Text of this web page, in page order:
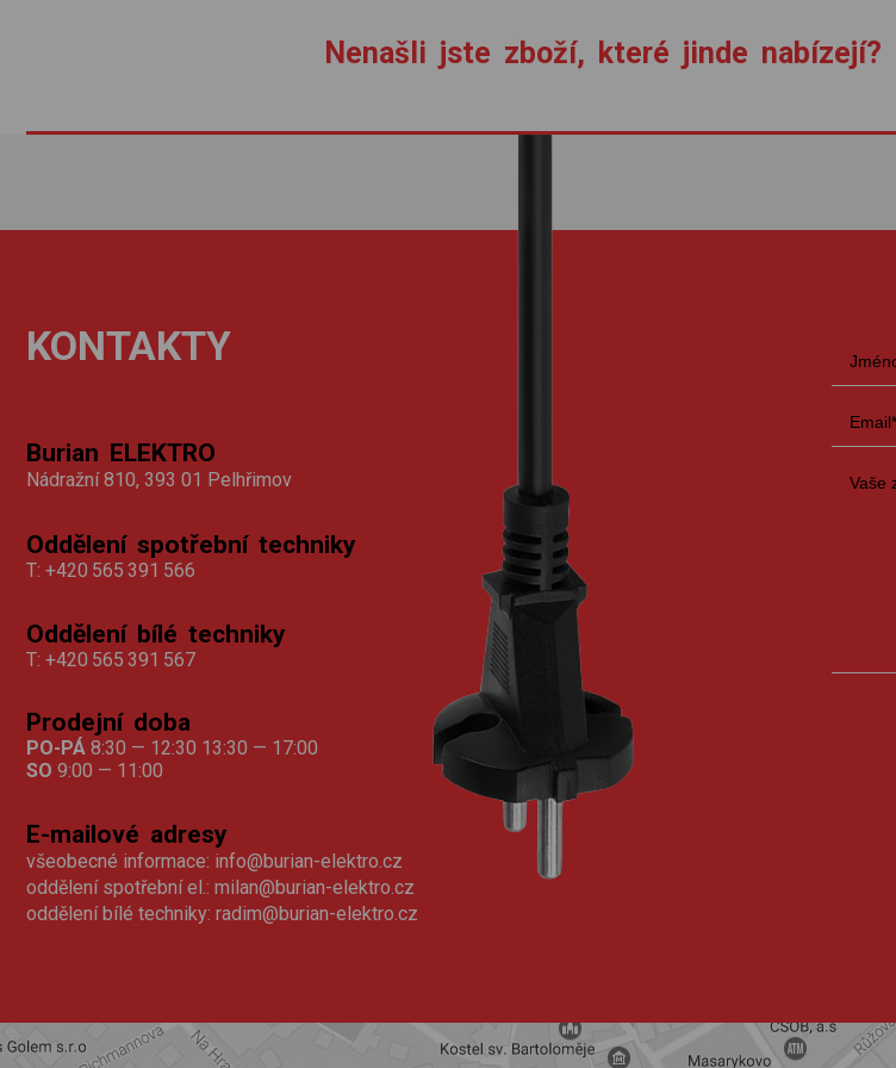
Nenašli jste zboží, které jinde nabízejí?
KONTAKTY
Burian ELEKTRO
Nádražní 810, 393 01 Pelhřimov
Oddělení spotřební techniky
T: +420 565 391 566
Oddělení bílé techniky
T: +420 565 391 567
Prodejní doba
PO-PÁ 8:30 — 12:30 13:30 — 17:00
SO 9:00 — 11:00
E-mailové adresy
všeobecné informace: info@burian-elektro.cz
oddělení spotřební el.: milan@burian-elektro.cz
oddělení bílé techniky: radim@burian-elektro.cz